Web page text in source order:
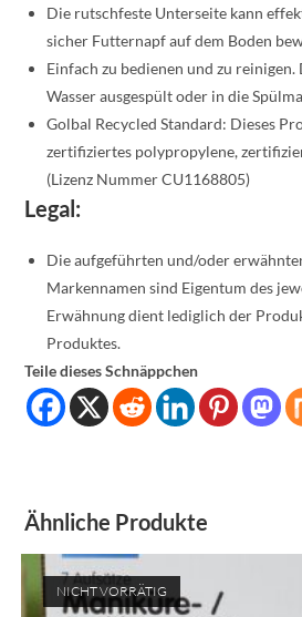
Die rutschfeste Unterseite kann
sicher Futternapf auf dem Boden
Einfach zu bedienen und zu reinigen.
Wasser ausgespült oder in die
Golbal Recycled Standard: Dieses
zertifiziertes polypropylene,
(Lizenz Nummer CU1168805)
Legal:
Die aufgeführten und/oder
Markennamen sind Eigentum des
Erwähnung dient lediglich der
Produktes.
Teile dieses Schnäppchen
Ähnliche Produkte
NICHT VORRÄTIG